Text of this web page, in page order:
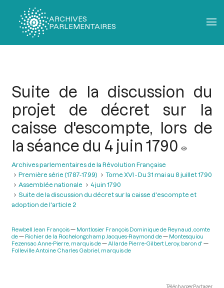
ARCHIVES
PARLEMENTAIRES
Suite de la discussion du
projet de décret sur la
caisse d'escompte, lors de
la séance du 4 juin 1790
Archives parlementaires de la Révolution Française
Première série (1787-1799)
Tome XVI - Du 31 mai au 8 juillet 1790
Assemblée nationale
4 juin 1790
Suite de la discussion du décret sur la caisse d'escompte et
adoption de l'article 2
Rewbell Jean François
Montlosier François Dominique de Reynaud, comte
de
Richier de la Rochelongchamp Jacques-Raymond de
Montesquiou
Fezensac Anne-Pierre, marquis de
Allarde Pierre-Gilbert Leroy, baron d'
Folleville Antoine Charles Gabriel, marquis de
TéléchargerPartager